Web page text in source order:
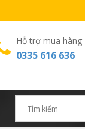
Hỗ trợ mua hàng
0335 616 636